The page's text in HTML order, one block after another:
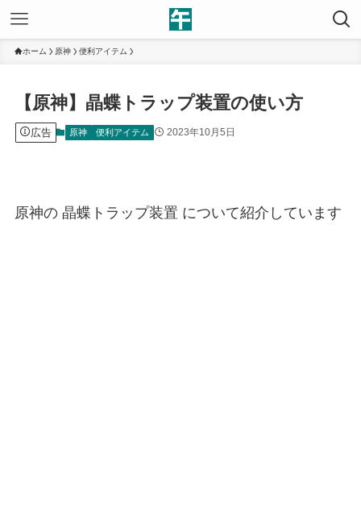
ホーム 原神 便利アイテム
【原神】晶蝶トラップ装置の使い方
広告 原神 便利アイテム 2023年10月5日
原神の 晶蝶トラップ装置 について紹介しています